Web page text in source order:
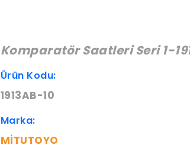
Komparatör Saatleri Seri 1-
Ürün Kodu:
1913AB-10
Marka:
MITUTOYO